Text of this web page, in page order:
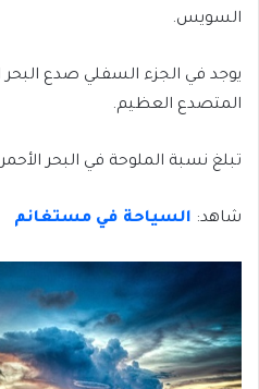
السويس.
يوجد في الجزء السفلي صدع البحر
المتصدع العظيم.
تبلغ نسبة الملوحة في البحر الأحمر 4٪ ومتوسط الملوحة 3.5٪.
شاهد: السياحة في مستغانم